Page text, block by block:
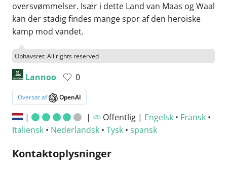
oversvømmelser. Især i dette Land van Maas og Waal
kan der stadig findes mange spor af den heroiske
kamp mod vandet.
Ophavsret: All rights reserved
Lannoo 0
Oversat af OpenAI
| | Offentlig | Engelsk• Fransk•
Italiensk • Nederlandsk • Tysk • spansk
Kontaktoplysninger